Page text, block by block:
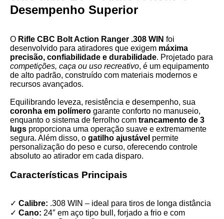
Desempenho Superior
O Rifle CBC Bolt Action Ranger .308 WIN foi
desenvolvido para atiradores que exigem máxima
precisão, confiabilidade e durabilidade. Projetado para
competições, caça ou uso recreativo, é um equipamento
de alto padrão, construído com materiais modernos e
recursos avançados.
Equilibrando leveza, resistência e desempenho, sua
coronha em polímero garante conforto no manuseio,
enquanto o sistema de ferrolho com trancamento de 3
lugs proporciona uma operação suave e extremamente
segura. Além disso, o gatilho ajustável permite
personalização do peso e curso, oferecendo controle
absoluto ao atirador em cada disparo.
Características Principais
✓ Calibre: .308 WIN – ideal para tiros de longa distância
✓ Cano: 24″ em aço tipo bull, forjado a frio e com